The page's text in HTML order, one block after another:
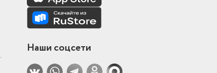
.
Наши соцсети